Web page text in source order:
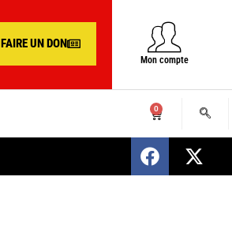
FAIRE UN DON
Mon compte
0
SENEGAL : Nomination d’un nouveau